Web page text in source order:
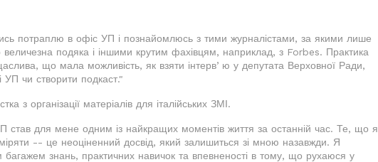
потраплю в офіс УП і познайомлюсь з тими журналістами, за якими лише
величезна подяка і іншими крутим фахівцям, наприклад, з Forbes. Практика
що мала можливість, як взяти інтервʼю у депутата Верховної Ради,
УП чи створити подкаст."
з організації матеріалів для італійських ЗМІ.
став для мене одним із найкращих моментів життя за останній час. Те, що я
-- це неоціненний досвід, який залишиться зі мною назавжди. Я
багажем знань, практичних навичок та впевненості в тому, що рухаюся у